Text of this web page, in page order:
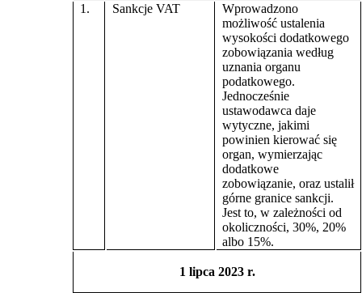
1. Sankcje VAT
Wprowadzono
możliwość ustalenia
wysokości dodatkowego
zobowiązania według
uznania organu
podatkowego.
Jednocześnie
ustawodawca daje
wytyczne, jakimi
powinien kierować się
organ, wymierzając
dodatkowe
zobowiązanie, oraz ustalił
górne granice sankcji.
Jest to, w zależności od
okoliczności, 30%, 20%
albo 15%.
1 lipca 2023 r.